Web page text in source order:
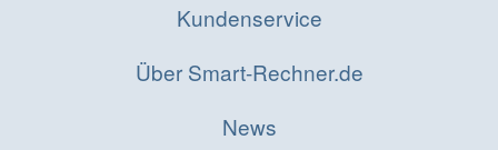
Kundenservice
Über Smart-Rechner.de
News